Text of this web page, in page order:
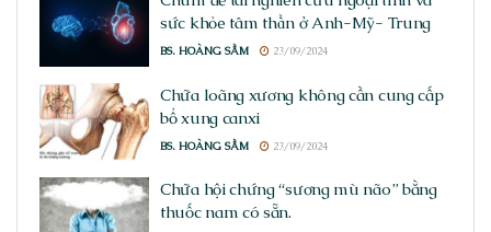
sức khỏe tâm thần ở Anh-Mỹ- Trung
BS. HOÀNG SẦM 23/09/2024
Chữa loãng xương không cần cung cấp
bổ xung canxi
BS. HOÀNG SẦM 23/09/2024
Chữa hội chứng “sương mù não” bằng
thuốc nam có sẵn.